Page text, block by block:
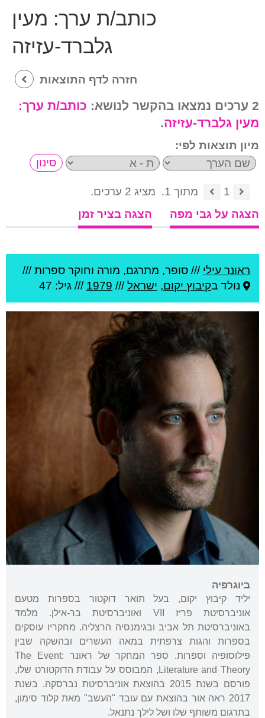
כותב/ת ערך: מעין
גלברד-עזיזה
חזרה לדף התוצאות
2 ערכים נמצאו בהקשר לנושא:
כותב/ת ערך:
מעין גלברד-עזיזה.
מיון תוצאות לפי:
1 מתוך 1.
מציג 2 ערכים.
הצגה על גבי מפה
הצגה בציר זמן
ראונר עילי /// סופר, מתרגם, מורה וחוקר ספרות ///
נולד בקיבוץ יקום, ישראל///
1979 /// גיל: 47
ביוגרפיה
יליד קיבוץ יקום, בעל תואר דוקטור בספרות מטעם
אוניברסיטת פריז VII ואוניברסיטת בר-אילן. מלמד
באוניברסיטת תל אביב ובגימנסיה הרצליה. מחקריו עוסקים
בספרות והגות צרפתית במאה העשרים ובהשקה שבין
פילוסופיה וספרות. ספר המחקר של ראונר The Event:
Literature and Theory, המבוסס על עבודת הדוקטורט שלו,
פורסם בשנת 2015 בהוצאת אוניברסיטת נברסקה. בשנת
2017 ראה אור בהוצאת עם עובד "העשב" מאת קלוד סימון,
בתרגום משותף שלו ושל לילך נתנאל.